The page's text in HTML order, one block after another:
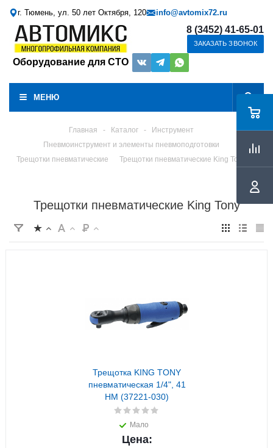
г. Тюмень, ул. 50 лет Октября, 120 info@avtomix72.ru
Оборудование для СТО
8 (3452) 41-65-01
ЗАКАЗАТЬ ЗВОНОК
МЕНЮ
Главная - Каталог -
Инструмент
Пневмоинструмент и элементы пневмоподготовки
Трещотки пневматические
Трещотки пневматические King Tony
Трещотки пневматические King Tony
Трещотка KING TONY
пневматическая 1/4", 41
НМ (37221-030)
Мало
Цена: